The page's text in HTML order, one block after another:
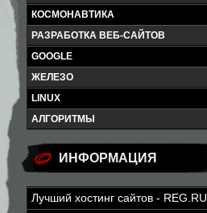
КОСМОНАВТИКА
РАЗРАБОТКА ВЕБ-САЙТОВ
GOOGLE
ЖЕЛЕЗО
LINUX
АЛГОРИТМЫ
ИНФОРМАЦИЯ
Лучший хостинг сайтов - REG.RU